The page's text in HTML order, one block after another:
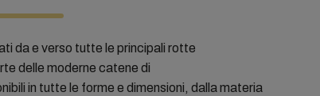
da e verso tutte le principali rotte
delle moderne catene di
in tutte le forme e dimensioni, dalla materia